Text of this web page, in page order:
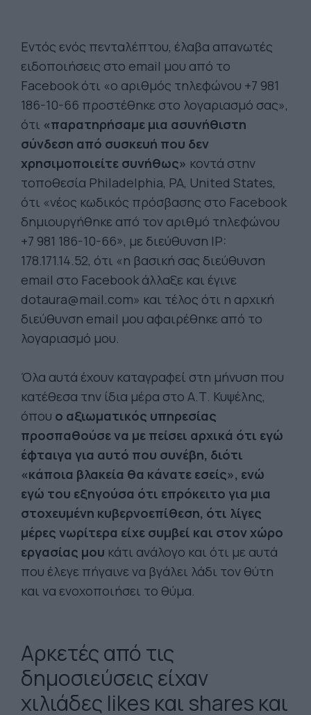
Εντός ενός πενταλέπτου, έλαβα απανωτές
ειδοποιήσεις στο email μου από το
Facebook ότι «ο αριθμός τηλεφώνου +7 981
186-10-66 προστέθηκε στο λογαριασμό σας»,
ότι «παρατηρήσαμε μια ασυνήθιστη
σύνδεση από συσκευή που δεν
χρησιμοποιείτε συνήθως» κοντά στην
τοποθεσία Philadelphia, PA, United States,
ότι «νέος κωδικός πρόσβασης στο Facebook
δημιουργήθηκε από τον αριθμό τηλεφώνου
+7 981 186-10-66», με διεύθυνση IP:
178.171.14.52, ότι «η βασική σας διεύθυνση
email στο Facebook άλλαξε και έγινε
dotaura@mail.com» και τέλος ότι η αρχική
διεύθυνση email μου αφαιρέθηκε από το
λογαριασμό μου.
Όλα αυτά έχουν καταγραφεί στη μήνυση που
κατέθεσα την ίδια μέρα στο Α.Τ. Κυψέλης,
όπου ο αξιωματικός υπηρεσίας
προσπαθούσε να με πείσει αρχικά ότι εγώ
έφταιγα για αυτό που συνέβη, διότι
«κάποια βλακεία θα κάνατε εσείς», ενώ
εγώ του εξηγούσα ότι επρόκειτο για μια
στοχευμένη κυβερνοεπίθεση, ότι λίγες
μέρες νωρίτερα είχε συμβεί και στον χώρο
εργασίας μου κάτι ανάλογο και ότι με αυτά
που έλεγε πήγαινε να βγάλει λάδι τον θύτη
και να ενοχοποιήσει το θύμα.
Αρκετές από τις
δημοσιεύσεις είχαν
χιλιάδες likes και shares και